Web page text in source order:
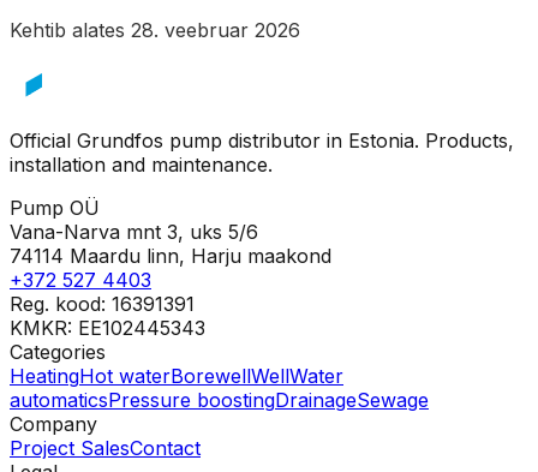
Kehtib alates 28. veebruar 2026
Official Grundfos pump distributor in Estonia. Products,
installation and maintenance.
Pump OÜ
Vana-Narva mnt 3, uks 5/6
74114 Maardu linn, Harju maakond
+372 527 4403
Reg. kood: 16391391
KMKR: EE102445343
Categories
HeatingHot waterBorewellWellWater
automaticsPressure boostingDrainageSewage
Company
Project SalesContact